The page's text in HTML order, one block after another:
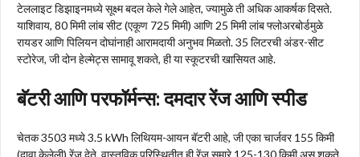
टेललाइट डिझाइनमध्ये सूक्ष्म बदल केले गेले आहेत, ज्यामुळे ती अधिक आकर्षक दिसते.
याशिवाय, 80 मिमी लांब सीट (एकूण 725 मिमी) आणि 25 मिमी लांब फ्लोअरबोर्डमुळे
रायडर आणि पिलियन दोघांनाही आरामदायी अनुभव मिळतो. 35 लिटरची अंडर-सीट
स्टोरेज, जी दोन हेल्मेट्स सामावू शकते, ही या स्कूटरची खासियत आहे.
बॅटरी आणि परफॉर्मन्स: दमदार रेंज आणि स्पीड
चेतक 3503 मध्ये 3.5 kWh लिथियम-आयन बॅटरी आहे, जी एका चार्जवर 155 किमी
(दावा केलेली) रेंज देते. वास्तविक परिस्थितीत ही रेंज सुमारे 125-130 किमी असू शकते,